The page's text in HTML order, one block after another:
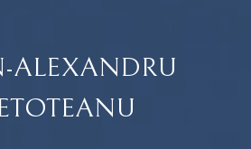
ALEXANDRU